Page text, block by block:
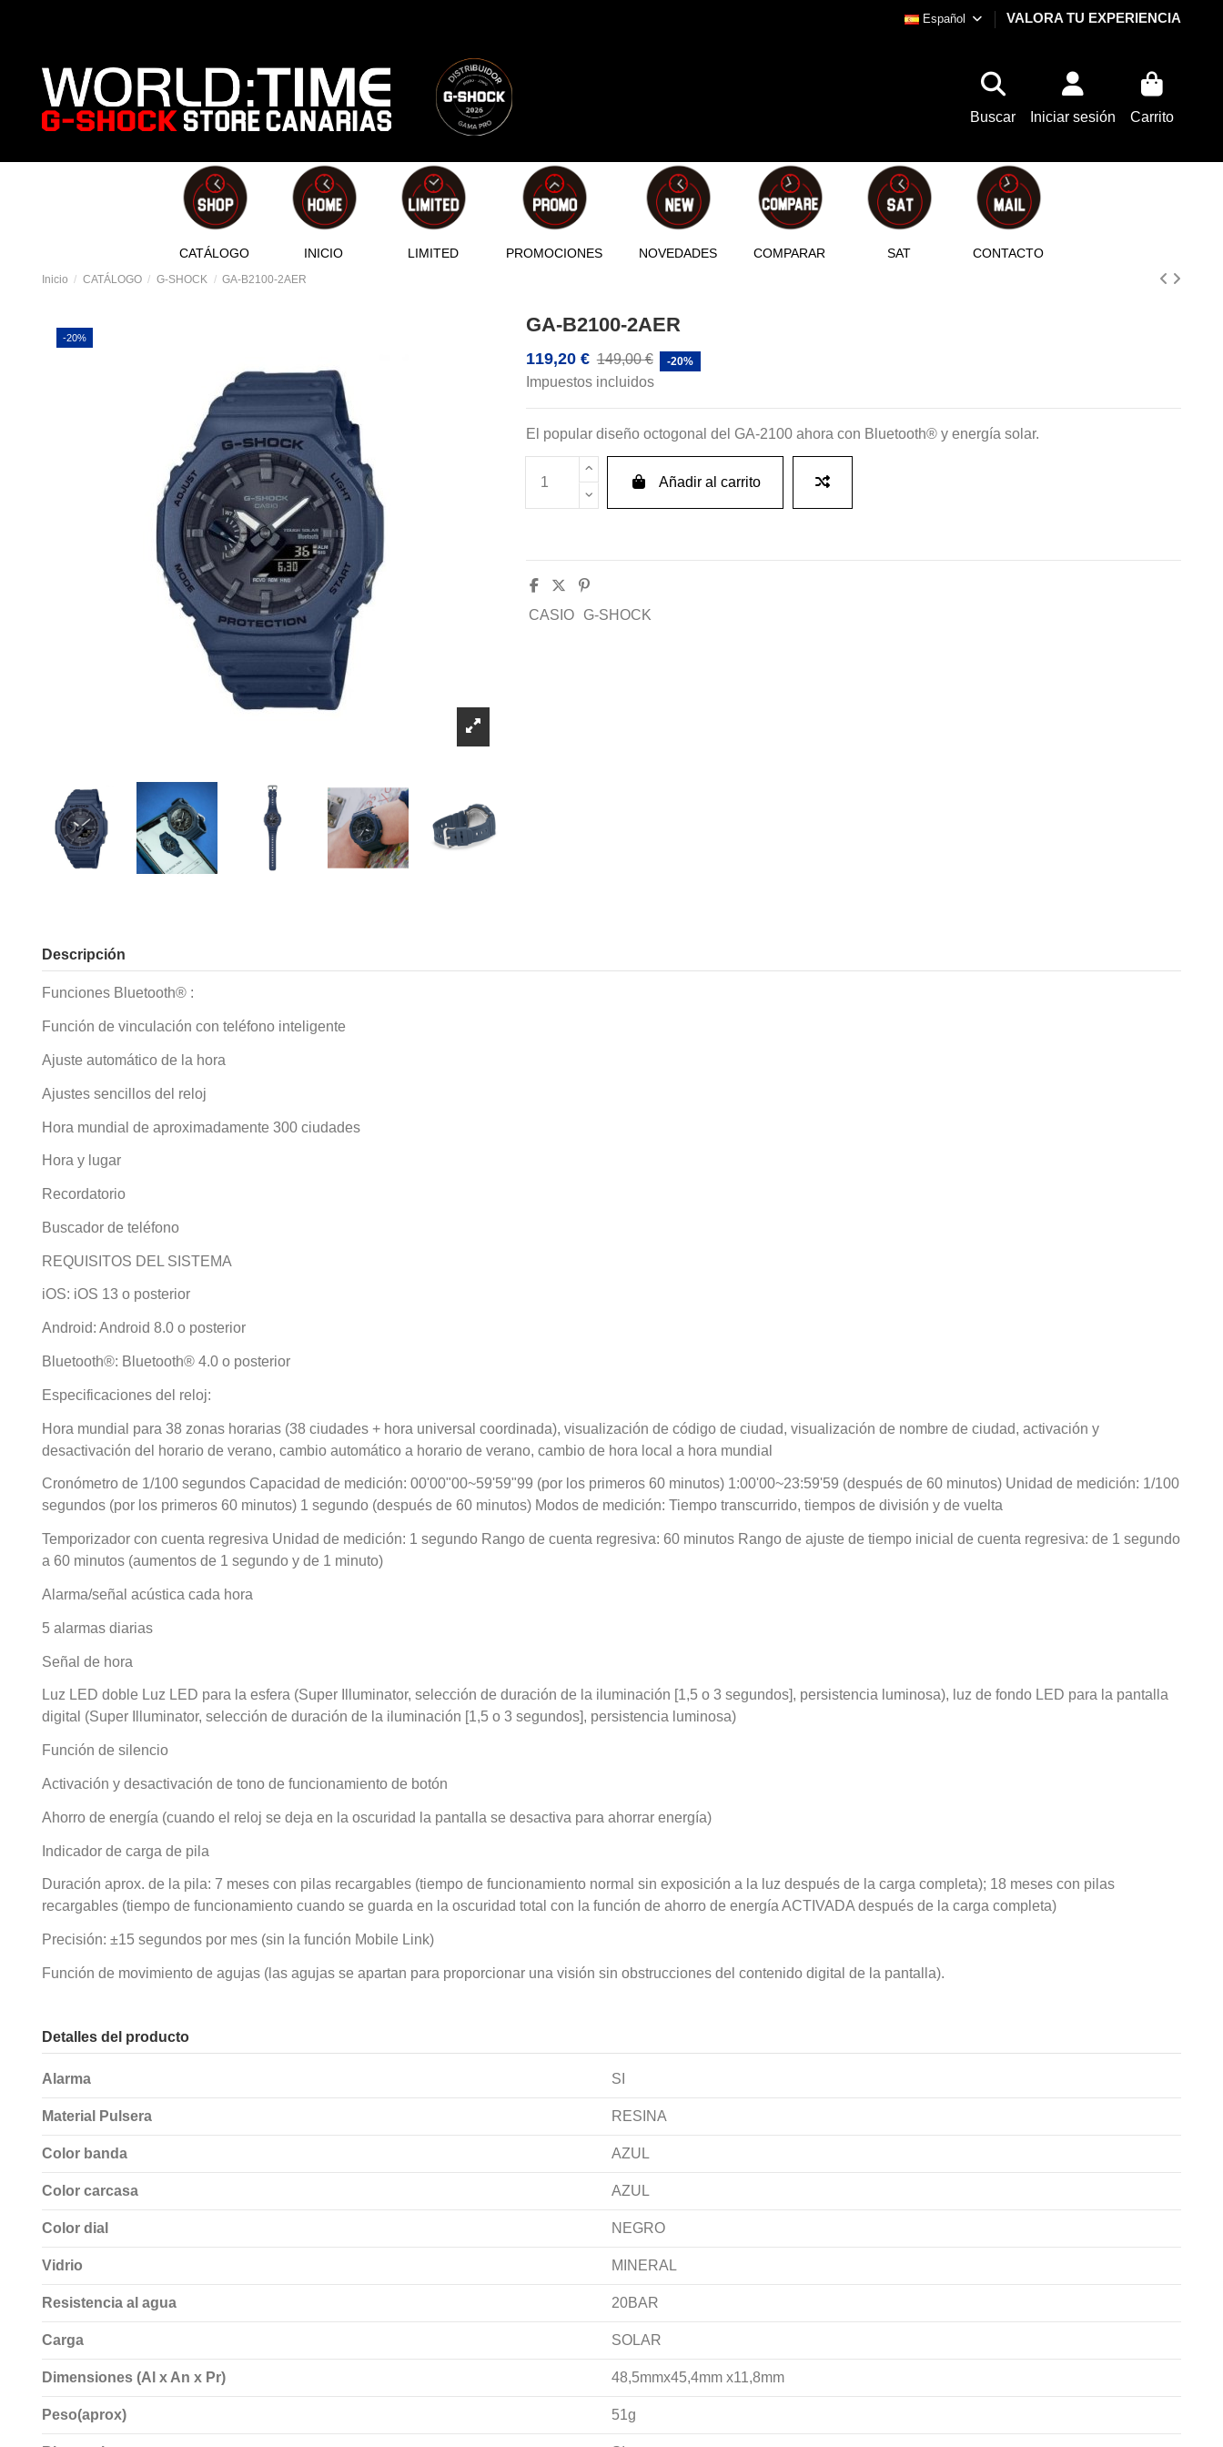
Español VALORA TU EXPERIENCIA
Buscar Iniciar sesión Carrito
CATÁLOGO INICIO LIMITED PROMOCIONES NOVEDADES COMPARAR SAT CONTACTO
Inicio CATÁLOGO G-SHOCK GA-B2100-2AER
-20%
GA-B2100-2AER
119,20 € 149,00 € -20%
Impuestos incluidos
El popular diseño octogonal del GA-2100 ahora con Bluetooth® y energía solar.
Añadir al carrito
CASIO G-SHOCK
Descripción
Funciones Bluetooth® :
Función de vinculación con teléfono inteligente
Ajuste automático de la hora
Ajustes sencillos del reloj
Hora mundial de aproximadamente 300 ciudades
Hora y lugar
Recordatorio
Buscador de teléfono
REQUISITOS DEL SISTEMA
iOS: iOS 13 o posterior
Android: Android 8.0 o posterior
Bluetooth®: Bluetooth® 4.0 o posterior
Especificaciones del reloj:
Hora mundial para 38 zonas horarias (38 ciudades + hora universal coordinada), visualización de código de ciudad, visualización de nombre de ciudad, activación y
desactivación del horario de verano, cambio automático a horario de verano, cambio de hora local a hora mundial
Cronómetro de 1/100 segundos Capacidad de medición: 00'00"00~59'59"99 (por los primeros 60 minutos) 1:00'00~23:59'59 (después de 60 minutos) Unidad de medición: 1/100
segundos (por los primeros 60 minutos) 1 segundo (después de 60 minutos) Modos de medición: Tiempo transcurrido, tiempos de división y de vuelta
Temporizador con cuenta regresiva Unidad de medición: 1 segundo Rango de cuenta regresiva: 60 minutos Rango de ajuste de tiempo inicial de cuenta regresiva: de 1 segundo
a 60 minutos (aumentos de 1 segundo y de 1 minuto)
Alarma/señal acústica cada hora
5 alarmas diarias
Señal de hora
Luz LED doble Luz LED para la esfera (Super Illuminator, selección de duración de la iluminación [1,5 o 3 segundos], persistencia luminosa), luz de fondo LED para la pantalla
digital (Super Illuminator, selección de duración de la iluminación [1,5 o 3 segundos], persistencia luminosa)
Función de silencio
Activación y desactivación de tono de funcionamiento de botón
Ahorro de energía (cuando el reloj se deja en la oscuridad la pantalla se desactiva para ahorrar energía)
Indicador de carga de pila
Duración aprox. de la pila: 7 meses con pilas recargables (tiempo de funcionamiento normal sin exposición a la luz después de la carga completa); 18 meses con pilas
recargables (tiempo de funcionamiento cuando se guarda en la oscuridad total con la función de ahorro de energía ACTIVADA después de la carga completa)
Precisión: ±15 segundos por mes (sin la función Mobile Link)
Función de movimiento de agujas (las agujas se apartan para proporcionar una visión sin obstrucciones del contenido digital de la pantalla).
Detalles del producto
Alarma SI
Material Pulsera RESINA
Color banda AZUL
Color carcasa AZUL
Color dial NEGRO
Vidrio MINERAL
Resistencia al agua 20BAR
Carga SOLAR
Dimensiones (Al x An x Pr) 48,5mmx45,4mm x11,8mm
Peso(aprox) 51g